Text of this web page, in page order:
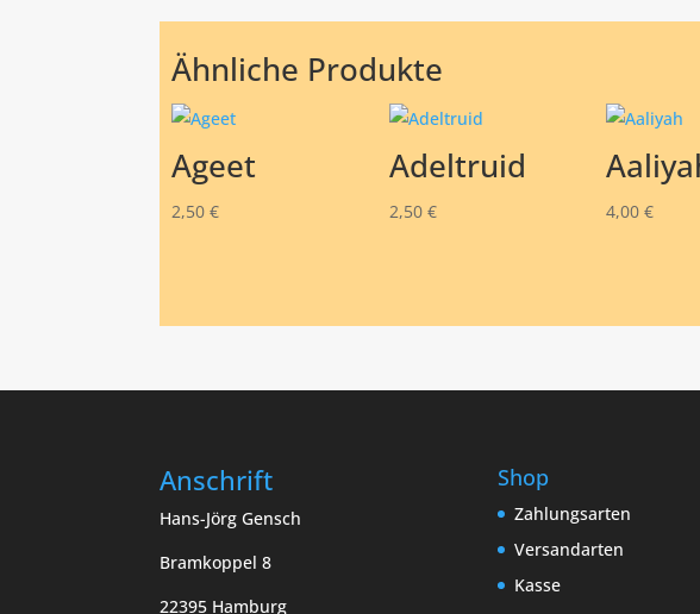
Ähnliche Produkte
Ageet
2,50€
Adeltruid
2,50 € 4,00€
Anschrift
Hans-Jörg Gensch
Bramkoppel 8
22395 Hamburg
Shop
Zahlungsarten
Versandarten
Kasse